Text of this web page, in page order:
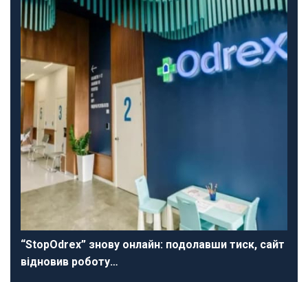
“StopOdrex” знову онлайн: подолавши тиск, сайт
відновив роботу…